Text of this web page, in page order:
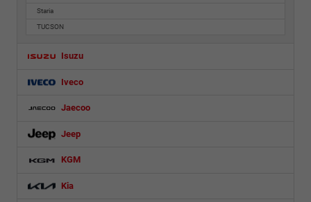
Staria
TUCSON
Isuzu
Iveco
Jaecoo
Jeep
KGM
Kia